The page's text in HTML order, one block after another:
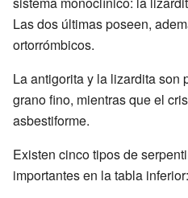
Las dos últimas poseen,
ortorrómbicos.
La antigorita y la lizardita son
grano fino, mientras que el
asbestiforme.
Existen cinco tipos de
importantes en la tabla inferior: